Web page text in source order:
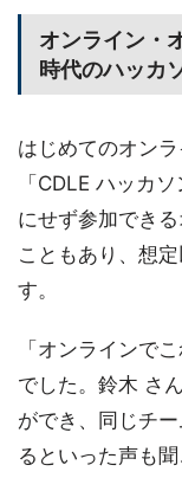
オンライン・
時代のハッカ
はじめてのオン
「CDLE ハッカ
にせず参加でき
こともあり、想
す。
「オンラインで
でした。鈴木 さ
ができ、同じチ
るといった声も